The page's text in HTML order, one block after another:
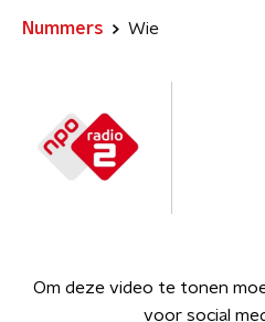
Nummers Wie
Om deze video te tonen
voor social